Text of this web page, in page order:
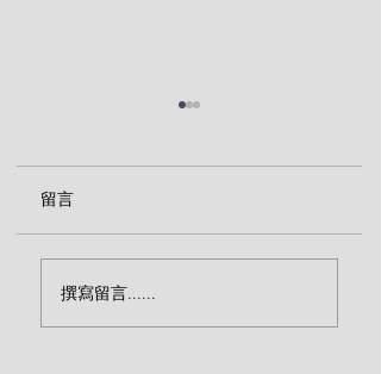
(约翰·欧文)
留言
撰寫留言......